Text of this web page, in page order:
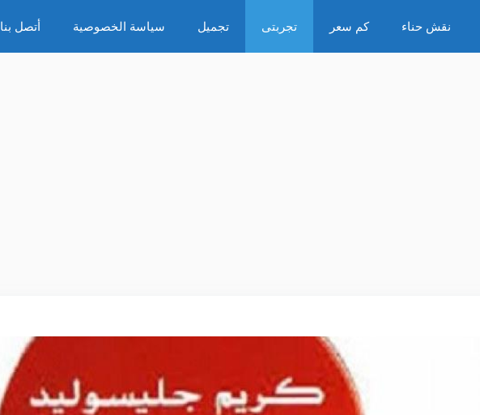
نقش حناء كم سعر تجربتى تجميل سياسة الخصوصية أتصل بنا